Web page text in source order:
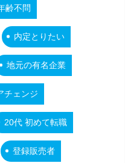
齢不問
内定とりたい
地元の有名企業
チェンジ
20代 初めて転職
登録販売者